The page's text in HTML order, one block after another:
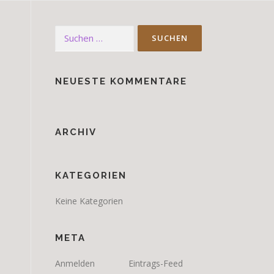
nach:
NEUESTE KOMMENTARE
ARCHIV
KATEGORIEN
Keine Kategorien
META
Anmelden
Eintrags-Feed